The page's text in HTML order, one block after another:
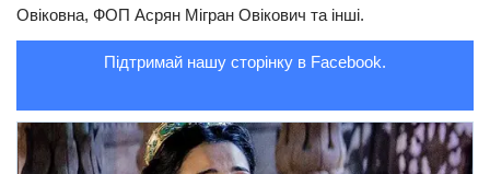
Овіковна, ФОП Асрян Мігран Овікович та інші.
Підтримай нашу сторінку в Facebook.